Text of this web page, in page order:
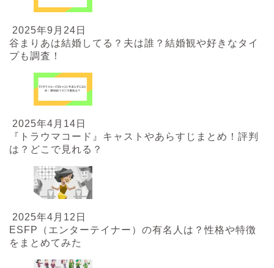
2025年9月24日
谷まりあは結婚してる？夫は誰？結婚観や好きなタイ
プも調査！
2025年4月14日
『トラウマコード』キャストやあらすじまとめ！評判
は？どこで見れる？
2025年4月12日
ESFP（エンターテイナー）の有名人は？性格や特徴
をまとめてみた